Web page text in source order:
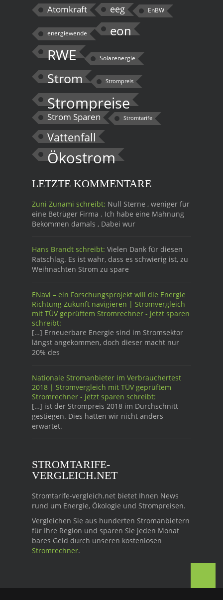
Atomkraft eeg EnBW
energiewende eon
RWE Solarenergie
Strom Strompreis
Strompreise
Strom Sparen Stromtarife
Vattenfall
Ökostrom
LETZTE KOMMENTARE
Zuni Zunami schreibt: Null Sterne , weniger für
eine Betrüger Firma . Ich habe eine Mahnung
Bekommen damals , Dabei wur
Hans Brandt schreibt: Vielen Dank für diesen
Ratschlag. Es ist wahr, dass es schwierig ist, zu
Weihnachten Strom zu spare
ENavi – ein Forschungsprojekt will die Energie
Richtung Zukunft navigieren | Stromvergleich
mit TÜV geprüftem Stromrechner - jetzt sparen
schreibt:
[…] Erneuerbare Energie sind im Stromsektor
längst angekommen, doch dieser macht nur
20% des
Nationale Stromanbieter im Verbrauchertest
2018 | Stromvergleich mit TÜV geprüftem
Stromrechner - jetzt sparen schreibt:
[…] ist der Strompreis 2018 im Durchschnitt
gestiegen. Dies hatten wir nicht anders
erwartet.
STROMTARIFE-
VERGLEICH.NET
Stromtarife-vergleich.net bietet Ihnen News
rund um Energie, Ökologie und Strompreisen.
Vergleichen Sie aus hunderten Stromanbietern
für Ihre Region und sparen Sie jeden Monat
bares Geld durch unseren kostenlosen
Stromrechner.